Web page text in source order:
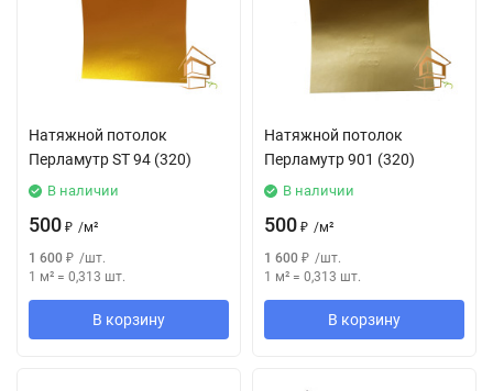
Натяжной потолок
Перламутр SТ 94 (320)
В наличии
500 ₽ /м²
1 600 ₽ /шт.
1 м² = 0,313 шт.
В корзину
Натяжной потолок
Перламутр 901 (320)
В наличии
500 ₽ /м²
1 600 ₽ /шт.
1 м² = 0,313 шт.
В корзину